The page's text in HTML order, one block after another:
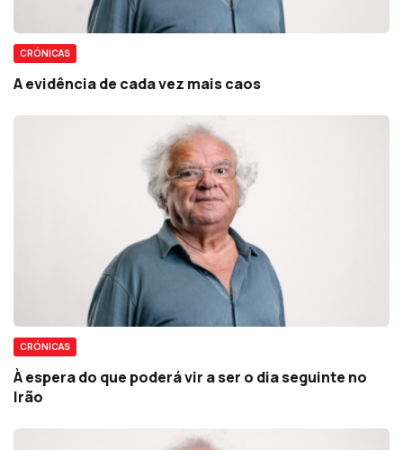
CRÓNICAS
A evidência de cada vez mais caos
CRÓNICAS
À espera do que poderá vir a ser o dia seguinte no
Irão